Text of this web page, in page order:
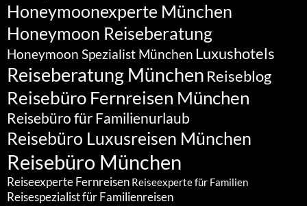
Honeymoonexperte München
Honeymoon Reiseberatung
Honeymoon Spezialist München Luxushotels
Reiseberatung München Reiseblog
Reisebüro Fernreisen München
Reisebüro für Familienurlaub
Reisebüro Luxusreisen München
Reisebüro München
Reiseexperte Fernreisen Reiseexperte für Familien
Reisespezialist für Familienreisen